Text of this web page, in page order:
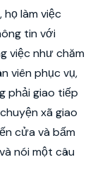
làm việc
tin với
việc như chăm
viên phục vụ,
phải giao tiếp
xã giao
cửa và bấm
nói một câu